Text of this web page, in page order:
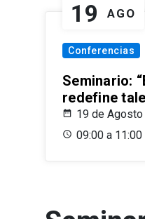
19 AGO
Conferencias
Seminario:
redefine
19 de
09:00 a 11:00